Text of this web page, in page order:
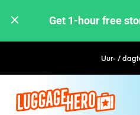
Get 1-hour free
Uur- / dagtarieven